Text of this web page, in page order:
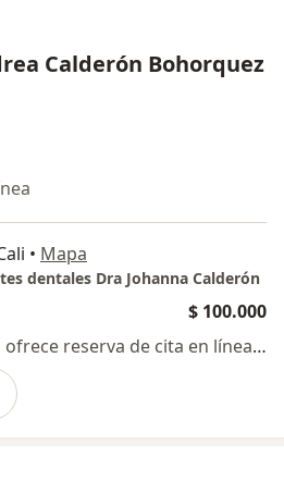
Calderón Bohorquez
• Mapa
dentales Dra Johanna Calderón
$ 100.000
Este especialista no ofrece reserva de cita en línea en esta dirección.